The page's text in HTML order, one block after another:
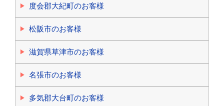
度会郡大紀町のお客様
松阪市のお客様
滋賀県草津市のお客様
名張市のお客様
多気郡大台町のお客様